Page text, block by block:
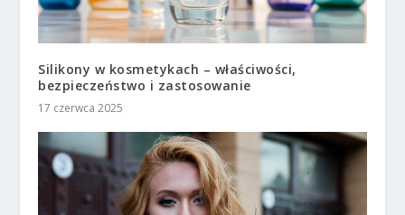
Silikony w kosmetykach – właściwości,
bezpieczeństwo i zastosowanie
17 czerwca 2025